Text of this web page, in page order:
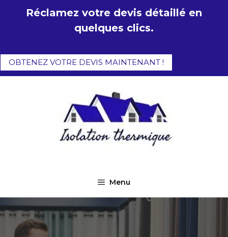
Réclamez votre devis détaillé en
quelques clics.
OBTENEZ VOTRE DEVIS MAINTENANT !
Menu